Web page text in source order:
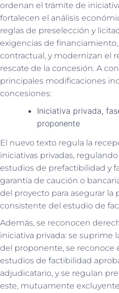
ordenan el trámite de
fortalecen el análisis
reglas de preselección y
exigencias de
contractual, y modernizan el
rescate de la concesión. A
principales modificaciones
concesiones:
Iniciativa privada,
proponente
El nuevo texto regula la
iniciativas privadas,
estudios de prefactibilidad y
garantía de caución o
del proyecto para asegurar
consistente del estudio de
Además, se reconocen
iniciativa privada: se suprime
del proponente, se reconoce
estudios de factibilidad
adjudicatario, y se regulan
este, mutuamente